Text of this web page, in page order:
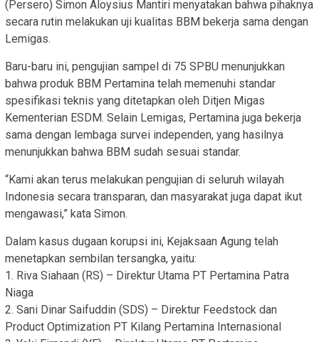
(Persero) Simon Aloysius Mantiri menyatakan bahwa pihaknya
secara rutin melakukan uji kualitas BBM bekerja sama dengan
Lemigas.
Baru-baru ini, pengujian sampel di 75 SPBU menunjukkan
bahwa produk BBM Pertamina telah memenuhi standar
spesifikasi teknis yang ditetapkan oleh Ditjen Migas
Kementerian ESDM. Selain Lemigas, Pertamina juga bekerja
sama dengan lembaga survei independen, yang hasilnya
menunjukkan bahwa BBM sudah sesuai standar.
“Kami akan terus melakukan pengujian di seluruh wilayah
Indonesia secara transparan, dan masyarakat juga dapat ikut
mengawasi,” kata Simon.
Dalam kasus dugaan korupsi ini, Kejaksaan Agung telah
menetapkan sembilan tersangka, yaitu:
1. Riva Siahaan (RS) – Direktur Utama PT Pertamina Patra
Niaga
2. Sani Dinar Saifuddin (SDS) – Direktur Feedstock dan
Product Optimization PT Kilang Pertamina Internasional